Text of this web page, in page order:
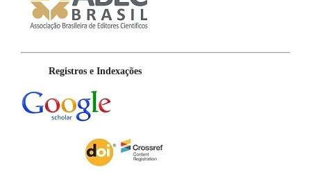
Registros e Indexações